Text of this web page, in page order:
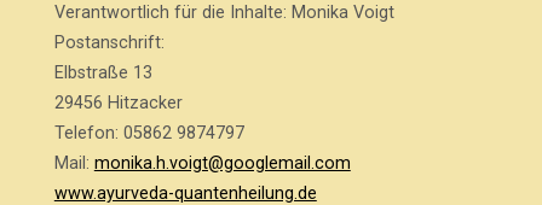
Verantwortlich für die Inhalte: Monika Voigt
Postanschrift:
Elbstraße 13
29456 Hitzacker
Telefon: 05862 9874797
Mail: monika.h.voigt@googlemail.com
www.ayurveda-quantenheilung.de